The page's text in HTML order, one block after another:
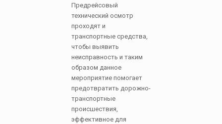
Предрейсовый
технический осмотр
проходят и
транспортные средства,
чтобы выявить
неисправность и таким
образом данное
мероприятие помогает
предотвратить дорожно-
транспортные
происшествия,
эффективное для